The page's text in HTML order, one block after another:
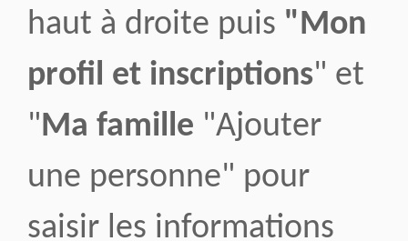
haut à droite puis "Mon
profil et inscriptions" et
"Ma famille "Ajouter
une personne" pour
saisir les informations